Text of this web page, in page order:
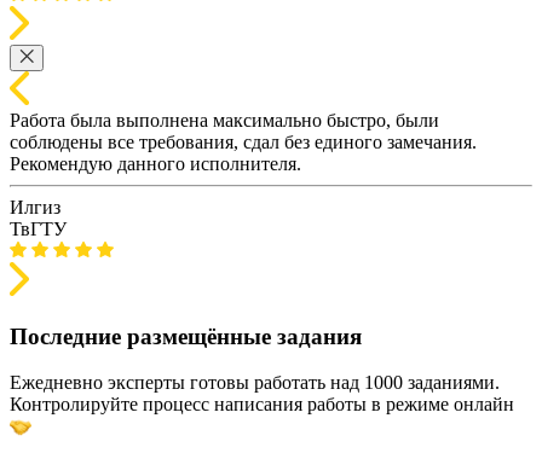
Работа была выполнена максимально быстро, были
соблюдены все требования, сдал без единого замечания.
Рекомендую данного исполнителя.
Илгиз
ТвГТУ
Последние размещённые задания
Ежедневно эксперты готовы работать над 1000 заданиями.
Контролируйте процесс написания работы в режиме онлайн